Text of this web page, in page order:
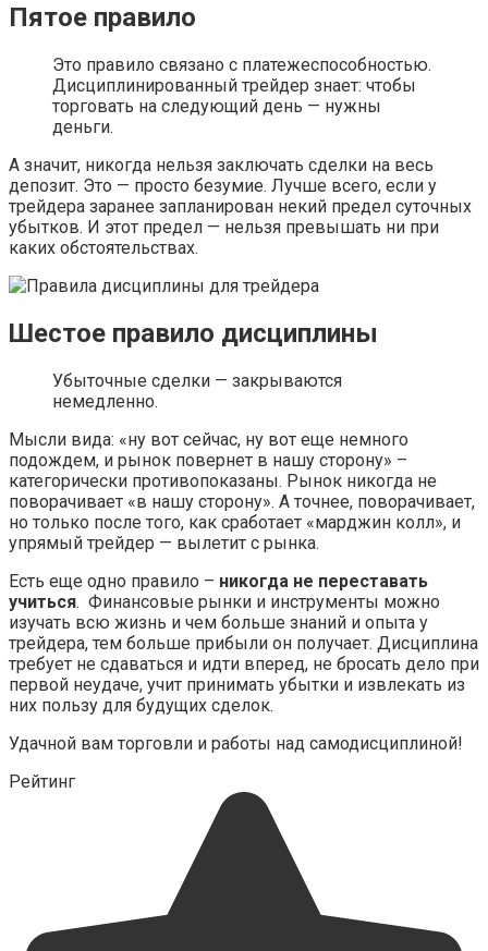
Пятое правило
Это правило связано с платежеспособностью.
Дисциплинированный трейдер знает: чтобы
торговать на следующий день — нужны
деньги.
А значит, никогда нельзя заключать сделки на весь
депозит. Это — просто безумие. Лучше всего, если у
трейдера заранее запланирован некий предел суточных
убытков. И этот предел — нельзя превышать ни при
каких обстоятельствах.
Шестое правило дисциплины
Убыточные сделки — закрываются
немедленно.
Мысли вида: «ну вот сейчас, ну вот еще немного
подождем, и рынок повернет в нашу сторону» –
категорически противопоказаны. Рынок никогда не
поворачивает «в нашу сторону». А точнее, поворачивает,
но только после того, как сработает «марджин колл», и
упрямый трейдер — вылетит с рынка.
Есть еще одно правило – никогда не переставать
учиться. Финансовые рынки и инструменты можно
изучать всю жизнь и чем больше знаний и опыта у
трейдера, тем больше прибыли он получает. Дисциплина
требует не сдаваться и идти вперед, не бросать дело при
первой неудаче, учит принимать убытки и извлекать из
них пользу для будущих сделок.
Удачной вам торговли и работы над самодисциплиной!
Рейтинг